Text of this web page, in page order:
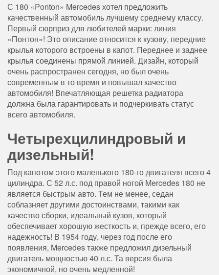
С 180 «Ponton» Mercedes хотел предложить
качественный автомобиль лучшему среднему классу.
Первый сюрприз для любителей марки: линия
«Понтон»! Это описание относится к кузову, передние
крылья которого встроены в капот. Переднее и заднее
крылья соединены прямой линией. Дизайн, который
очень распространен сегодня, но был очень
современным в то время и повышал качество
автомобиля! Впечатляющая решетка радиатора
должна была гарантировать и подчеркивать статус
всего автомобиля.
Четырехцилиндровый и
дизельный!
Под капотом этого маленького 180-го двигателя всего 4
цилиндра. С 52 л.с. под правой ногой Mercedes 180 не
является быстрым авто. Тем не менее, седан
соблазняет другими достоинствами, такими как
качество сборки, идеальный кузов, который
обеспечивает хорошую жесткость и, прежде всего, его
надежность! В 1954 году, через год после его
появления, Mercedes также предложил дизельный
двигатель мощностью 40 л.с. Та версия была
экономичной, но очень медленной!